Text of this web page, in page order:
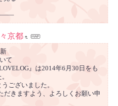
京都
て
』は2014年6月30日をも
ございました。
だきますよう、よろしくお願い申